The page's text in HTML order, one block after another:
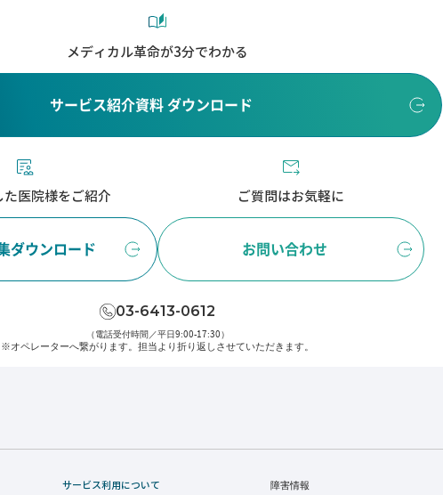
メディカル革命が3分でわかる
サービス紹介資料 ダウンロード
医院様をご紹介
ダウンロード
ご質問はお気軽に
お問い合わせ
03-6413-0612
（電話受付時間／平日9:00-17:30）
※オペレーターへ繋がります。 担当より折り返しさせていただきます。
サービス利用について
障害情報